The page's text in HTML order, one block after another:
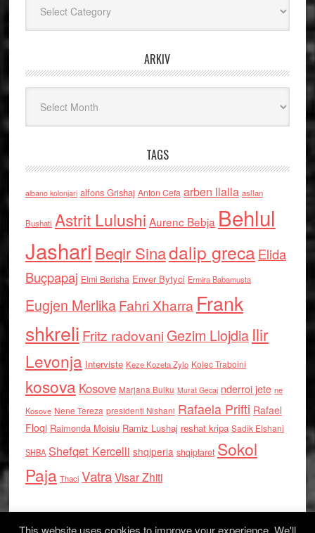
ARKIV
TAGS
albano kolonjari alfons Grishaj Anton Cefa arben llalla asllan
Bushati Astrit Lulushi Aurenc Bebja Behlul
Jashari Beqir Sinadalip grecaElida
Buçpapaj Elmi Berisha Enver Bytyci Ermira Babamusta
Eugjen MerlikaFahri Xharra Frank
shkreli Fritz radovaniGezim Llojdia Ilir
Levonja Interviste Keze Kozeta Zylo Kolec Traboini
kosova Kosove Marjana Bulku Murat Gecaj nderroi jete ne
Kosove Nene Tereza presidenti Nishani Rafaela Prifti Rafael
Floqi Raimonda Moisiu Ramiz Lushaj reshat kripa Sadik Elshani
SHBA Shefqet Kercelli shqiperia shqiptaret Sokol
Paja Thaci VatraVisar Zhiti
This website uses cookies to improve your experience. We'll